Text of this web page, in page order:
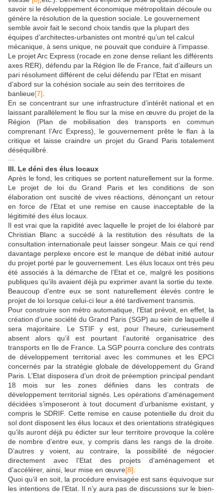
savoir si le développement économique métropolitain découle ou
génère la résolution de la question sociale. Le gouvernement
semble avoir fait le second choix tandis que la plupart des
équipes d’architectes-urbanistes ont montré qu’un tel calcul
mécanique, à sens unique, ne pouvait que conduire à l’impasse.
Le projet Arc Express (rocade en zone dense reliant les différents
axes RER), défendu par la Région Ile de France, fait d’ailleurs un
pari résolument différent de celui défendu par l’Etat en misant
d’abord sur la cohésion sociale au sein des territoires de
banlieue[7]
En se concentrant sur une infrastructure d’intérêt national et en
laissant parallèlement le flou sur la mise en œuvre du projet de la
Région (Plan de mobilisation des transports en commun
comprenant l’Arc Express), le gouvernement prête le flan à la
critique et laisse craindre un projet du Grand Paris totalement
déséquilibré.
—
III. Le déni des élus locaux
Après le fond, les critiques se portent naturellement sur la forme.
Le projet de loi du Grand Paris et les conditions de son
élaboration ont suscité de vives réactions, dénonçant un retour
en force de l’Etat et une remise en cause inacceptable de la
légitimité des élus locaux.
Il est vrai que la rapidité avec laquelle le projet de loi élaboré par
Christian Blanc a succédé à la restitution des résultats de la
consultation internationale peut laisser songeur. Mais ce qui rend
davantage perplexe encore est le manque de débat initié autour
du projet porté par le gouvernement. Les élus locaux ont très peu
été associés à la démarche de l’Etat et ce, malgré les positions
publiques qu’ils avaient déjà pu exprimer avant la sortie du texte.
Beaucoup d’entre eux se sont naturellement élevés contre le
projet de loi lorsque celui-ci leur a été tardivement transmis.
Pour construire son métro automatique, l’Etat prévoit, en effet, la
création d’une société du Grand Paris (SGP) au sein de laquelle il
sera majoritaire. Le STIF y est, pour l’heure, curieusement
absent alors qu’il est pourtant l’autorité organisatrice des
transports en Ile de France. La SGP pourra conclure des contrats
de développement territorial avec les communes et les EPCI
concernés par la stratégie globale de développement du Grand
Paris. L’Etat disposera d’un droit de préemption principal pendant
18 mois sur les zones définies dans les contrats de
développement territorial signés. Les opérations d’aménagement
décidées s’imposeront à tout document d’urbanisme existant, y
compris le SDRIF. Cette remise en cause potentielle du droit du
sol dont disposent les élus locaux et des orientations stratégiques
qu’ils auront déjà pu édicter sur leur territoire provoque la colère
de nombre d’entre eux, y compris dans les rangs de la droite.
D’autres y voient, au contraire, la possibilité de négocier
directement avec l’Etat des projets d’aménagement et
d’accélérer, ainsi, leur mise en œuvre[8]
Quoi qu’il en soit, la procédure envisagée est sans équivoque sur
les intentions de l’Etat. Il n’y aura pas de discussions sur le bien-